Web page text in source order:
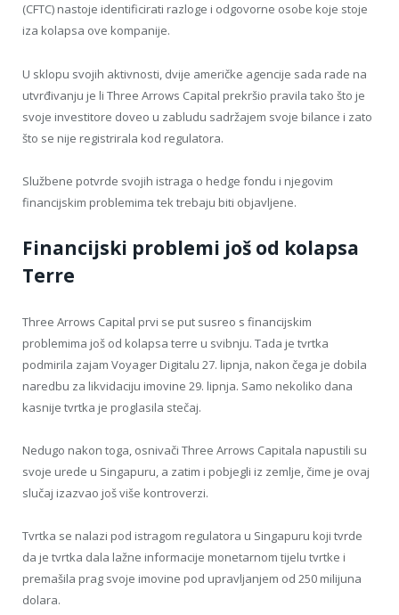
(CFTC) nastoje identificirati razloge i odgovorne osobe koje stoje
iza kolapsa ove kompanije.
U sklopu svojih aktivnosti, dvije američke agencije sada rade na
utvrđivanju je li Three Arrows Capital prekršio pravila tako što je
svoje investitore doveo u zabludu sadržajem svoje bilance i zato
što se nije registrirala kod regulatora.
Službene potvrde svojih istraga o hedge fondu i njegovim
financijskim problemima tek trebaju biti objavljene.
Financijski problemi još od kolapsa
Terre
Three Arrows Capital prvi se put susreo s financijskim
problemima još od kolapsa terre u svibnju. Tada je tvrtka
podmirila zajam Voyager Digitalu 27. lipnja, nakon čega je dobila
naredbu za likvidaciju imovine 29. lipnja. Samo nekoliko dana
kasnije tvrtka je proglasila stečaj.
Nedugo nakon toga, osnivači Three Arrows Capitala napustili su
svoje urede u Singapuru, a zatim i pobjegli iz zemlje, čime je ovaj
slučaj izazvao još više kontroverzi.
Tvrtka se nalazi pod istragom regulatora u Singapuru koji tvrde
da je tvrtka dala lažne informacije monetarnom tijelu tvrtke i
premašila prag svoje imovine pod upravljanjem od 250 milijuna
dolara.